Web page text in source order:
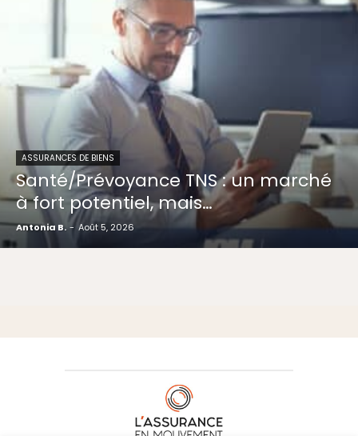
ASSURANCES DE BIENS
Santé/Prévoyance TNS : un marché
à fort potentiel, mais…
Antonia B. - Août 5, 2026